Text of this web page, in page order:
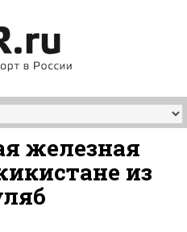
железная
из